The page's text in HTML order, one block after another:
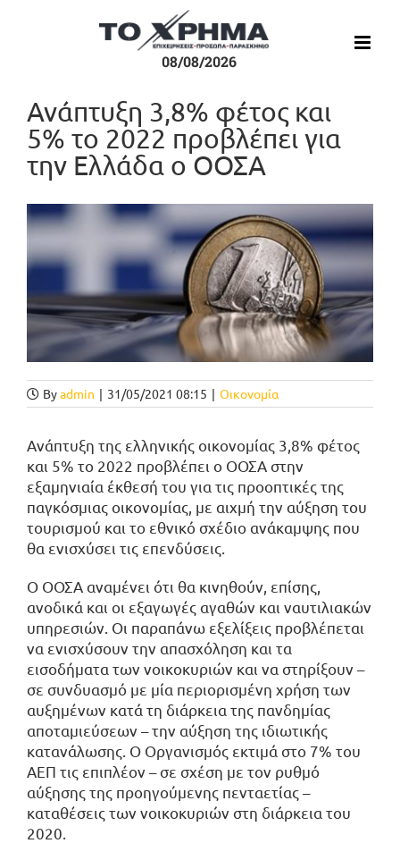
08/08/2026
Ανάπτυξη 3,8% φέτος και
5% το 2022 προβλέπει για
την Ελλάδα ο ΟΟΣΑ
Προβολή
μεγαλύτερης
εικόνας
Byadmin | 31/05/2021 08:15 | Οικονομία
Aνάπτυξη της ελληνικής οικονομίας 3,8% φέτος
και 5% το 2022 προβλέπει ο ΟΟΣΑ στην
εξαμηνιαία έκθεσή του για τις προοπτικές της
παγκόσμιας οικονομίας, με αιχμή την αύξηση του
τουρισμού και το εθνικό σχέδιο ανάκαμψης που
θα ενισχύσει τις επενδύσεις.
Ο ΟΟΣΑ αναμένει ότι θα κινηθούν, επίσης,
ανοδικά και οι εξαγωγές αγαθών και ναυτιλιακών
υπηρεσιών. Οι παραπάνω εξελίξεις προβλέπεται
να ενισχύσουν την απασχόληση και τα
εισοδήματα των νοικοκυριών και να στηρίξουν –
σε συνδυασμό με μία περιορισμένη χρήση των
αυξημένων κατά τη διάρκεια της πανδημίας
αποταμιεύσεων – την αύξηση της ιδιωτικής
κατανάλωσης. Ο Οργανισμός εκτιμά στο 7% του
ΑΕΠ τις επιπλέον – σε σχέση με τον ρυθμό
αύξησης της προηγούμενης πενταετίας –
καταθέσεις των νοικοκυριών στη διάρκεια του
2020.